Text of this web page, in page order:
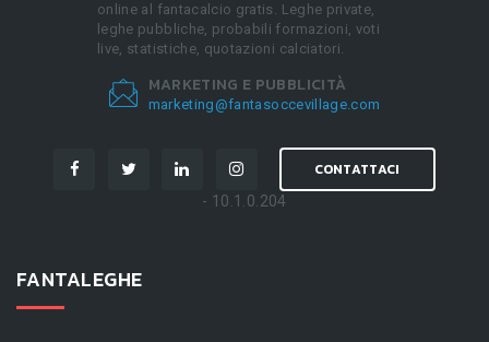
online al fantacalcio gratis. Leghe private,
leghe pubbliche, probabili formazioni, voti
live, statistiche, quotazioni calciatori.
MARKETING E PUBBLICITÀ
marketing@fantasoccevillage.com
CONTATTACI
- 10.1.0.204
FANTALEGHE